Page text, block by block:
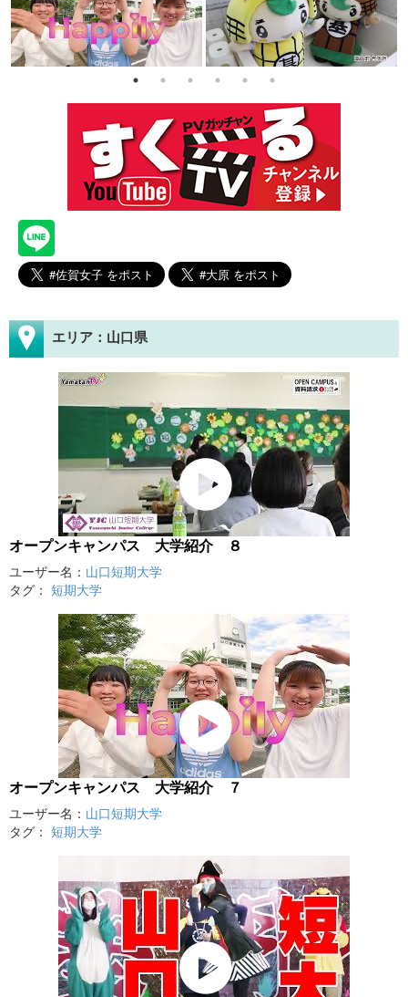
エリア：山口県
オープンキャンパス 大学紹介 ８
ユーザー名： 山口短期大学
タグ： 短期大学
オープンキャンパス 大学紹介 ７
ユーザー名： 山口短期大学
タグ： 短期大学